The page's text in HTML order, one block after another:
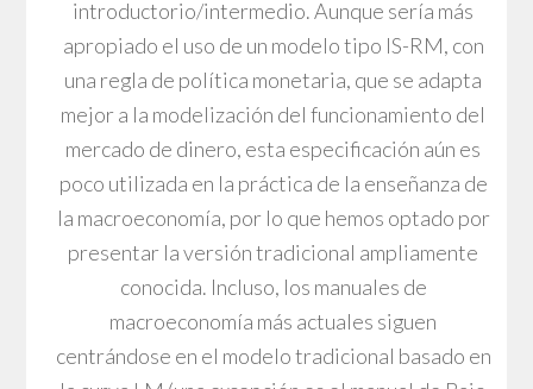
introductorio/intermedio. Aunque sería más
apropiado el uso de un modelo tipo IS-RM, con
una regla de política monetaria, que se adapta
mejor a la modelización del funcionamiento del
mercado de dinero, esta especificación aún es
poco utilizada en la práctica de la enseñanza de
la macroeconomía, por lo que hemos optado por
presentar la versión tradicional ampliamente
conocida. Incluso, los manuales de
macroeconomía más actuales siguen
centrándose en el modelo tradicional basado en